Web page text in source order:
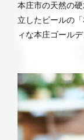
本庄市の天然の
立したビールの
ィな本庄ゴールデ